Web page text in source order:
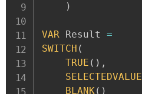
)
VAR Result =
SWITCH (
TRUE ( ) ,
SELECTEDVALUE
BLANK( )